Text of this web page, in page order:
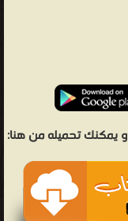
و يمكنك تحميله من هنا: